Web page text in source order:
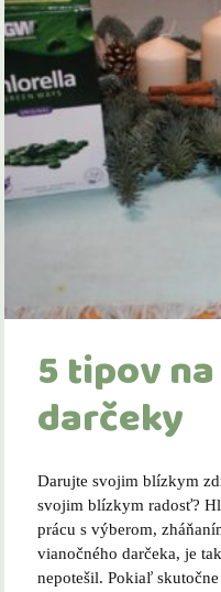
5 tipov
darčeky
Darujte svojim blízkym
svojim blízkym radosť?
prácu s výberom,
vianočného darčeka, je
nepotešil. Pokiaľ